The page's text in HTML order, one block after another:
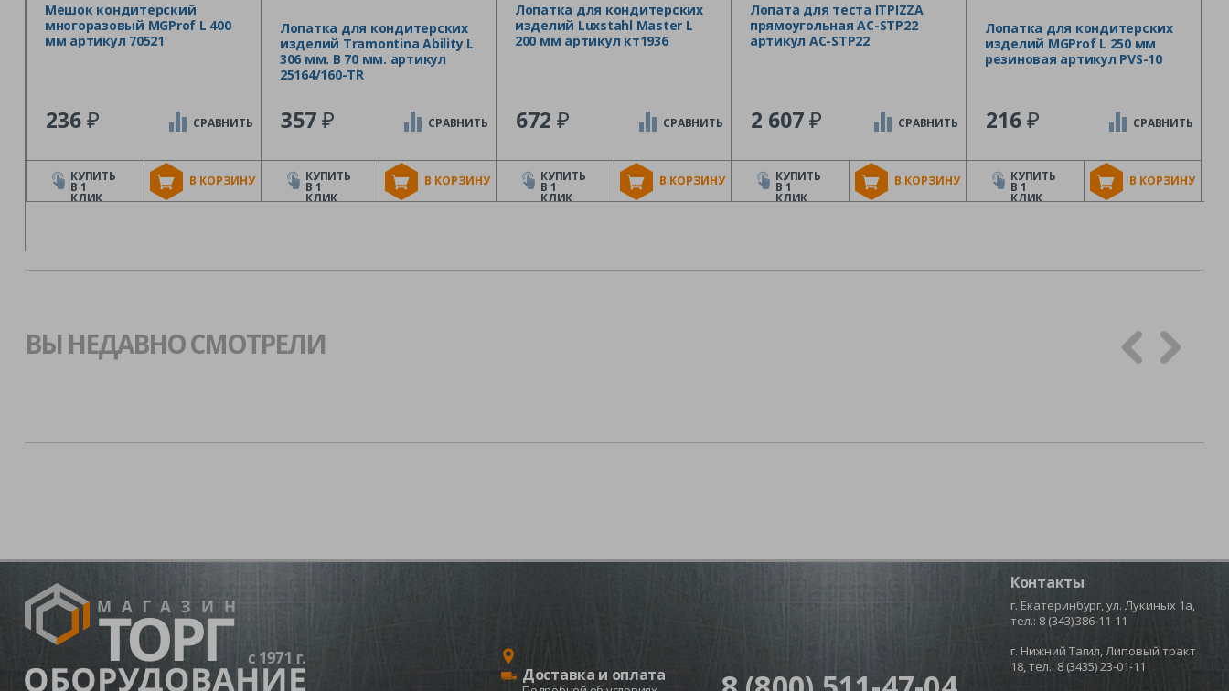
Мешок кондитерский
многоразовый MGProf L 400
мм артикул 70521
236₽
В КОРЗИНУ
СРАВНИТЬ
КУПИТЬ
В 1
КЛИК
Лопатка для кондитерских
изделий Tramontina Ability L
306 мм. B 70 мм. артикул
25164/160-TR
357₽
В КОРЗИНУ
СРАВНИТЬ
КУПИТЬ
В 1
КЛИК
Лопатка для кондитерских
изделий Luxstahl Master L
200 мм артикул кт1936
672 ₽
В КОРЗИНУ
СРАВНИТЬ
КУПИТЬ
В 1
КЛИК
Лопата для теста ITPIZZA
прямоугольная AC-STP22
артикул AC-STP22
2 607₽
В КОРЗИНУ
СРАВНИТЬ
КУПИТЬ
В 1
КЛИК
Лопатка для кондитерских
изделий MGProf L 250 мм
резиновая артикул PVS-10
216₽
В КОРЗИНУ
СРАВНИТЬ
КУПИТЬ
В 1
КЛИК
ВЫ НЕДАВНО СМОТРЕЛИ
Доставка и оплата
Контакты
г. Екатеринбург, ул. Лукиных 1а,
тел.: 8 (343) 386-11-11
г. Нижний Тагил, Липовый тракт
18, тел.: 8 (3435) 23-01-11